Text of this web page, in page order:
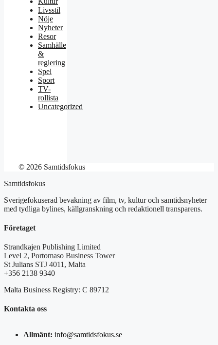
Livsstil
Nöje
Nyheter
Resor
Samhälle
&
reglering
Spel
Sport
TV-
rollista
Uncategorized
© 2026 Samtidsfokus
Samtidsfokus
Sverigefokuserad bevakning av film, tv, kultur och samtidsnyheter –
med tydliga bylines, källgranskning och redaktionell transparens.
Företaget
Strandkajen Publishing Limited
Level 2, Portomaso Business Tower
St Julians STJ 4011, Malta
+356 2138 9340
Malta Business Registry: C 89712
Kontakta oss
Allmänt: info@samtidsfokus.se